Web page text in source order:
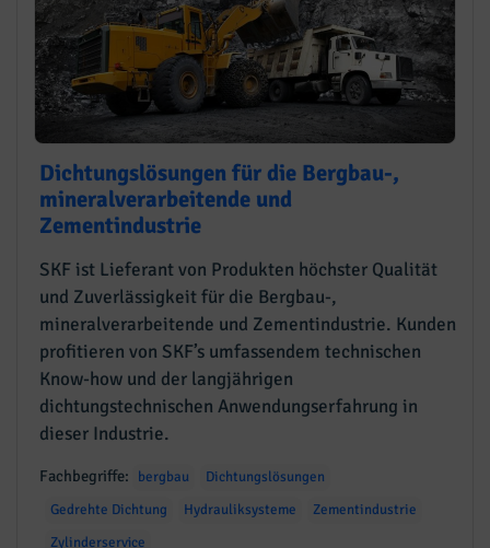
Dichtungslösungen für die Bergbau-,
mineralverarbeitende und
Zementindustrie
SKF ist Lieferant von Produkten höchster Qualität
und Zuverlässigkeit für die Bergbau-,
mineralverarbeitende und Zementindustrie. Kunden
profitieren von SKF’s umfassendem technischen
Know-how und der langjährigen
dichtungstechnischen Anwendungserfahrung in
dieser Industrie.
Fachbegriffe: bergbau
Dichtungslösungen
Gedrehte Dichtung
Hydrauliksysteme
Zementindustrie
Zylinderservice